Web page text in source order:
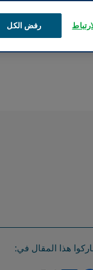
هذا المقال في:
رفض الكل